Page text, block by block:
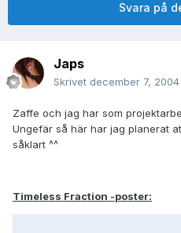
Svara på
Japs
Skrivet december 7, 2004
Zaffe och jag har som
Ungefär så här har jag planerat
såklart ^^
Timeless Fraction -poster: